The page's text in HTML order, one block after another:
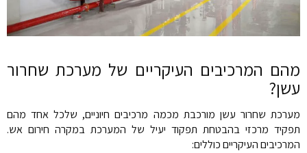
מהם המרכיבים העיקריים של מערכת שחרור
עשן?
מערכת שחרור עשן מורכבת מכמה מרכיבים חיוניים, שלכל אחד מהם
תפקיד מרכזי בהבטחת תפקוד יעיל של המערכת במקרה חירום אש.
המרכיבים העיקריים כוללים: